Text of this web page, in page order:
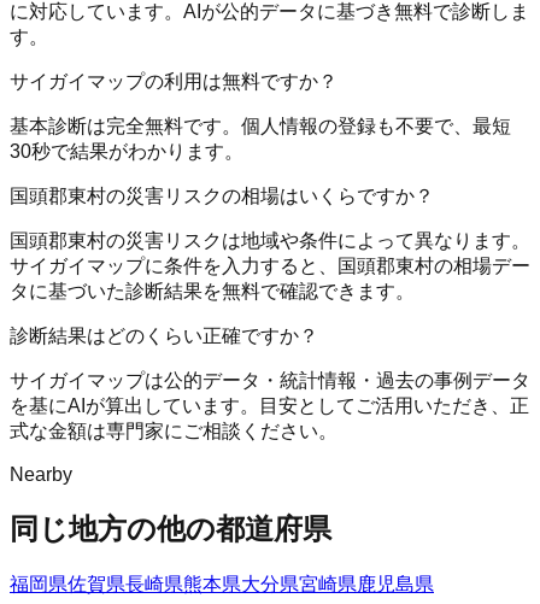
に対応しています。AIが公的データに基づき無料で診断しま
す。
サイガイマップの利用は無料ですか？
基本診断は完全無料です。個人情報の登録も不要で、最短
30秒で結果がわかります。
国頭郡東村の災害リスクの相場はいくらですか？
国頭郡東村の災害リスクは地域や条件によって異なります。
サイガイマップに条件を入力すると、国頭郡東村の相場デー
タに基づいた診断結果を無料で確認できます。
診断結果はどのくらい正確ですか？
サイガイマップは公的データ・統計情報・過去の事例データ
を基にAIが算出しています。目安としてご活用いただき、正
式な金額は専門家にご相談ください。
Nearby
同じ地方の他の都道府県
福岡県佐賀県長崎県熊本県大分県宮崎県鹿児島県